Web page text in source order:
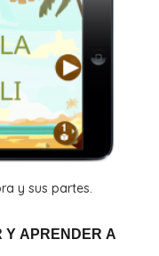
y sus partes.
Y APRENDER A